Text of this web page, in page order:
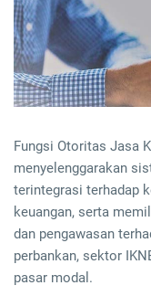
Fungsi Otoritas Jasa
menyelenggarakan
terintegrasi terhadap
keuangan, serta
dan pengawasan
perbankan, sektor
pasar modal.